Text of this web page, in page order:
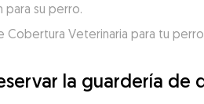
para su perro.
Veterinaria para tu
la guardería de